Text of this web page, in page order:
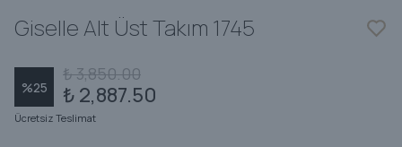
Giselle Alt Üst Takım 1745
%25
₺ 3,850.00
₺ 2,887.50
Ücretsiz Teslimat